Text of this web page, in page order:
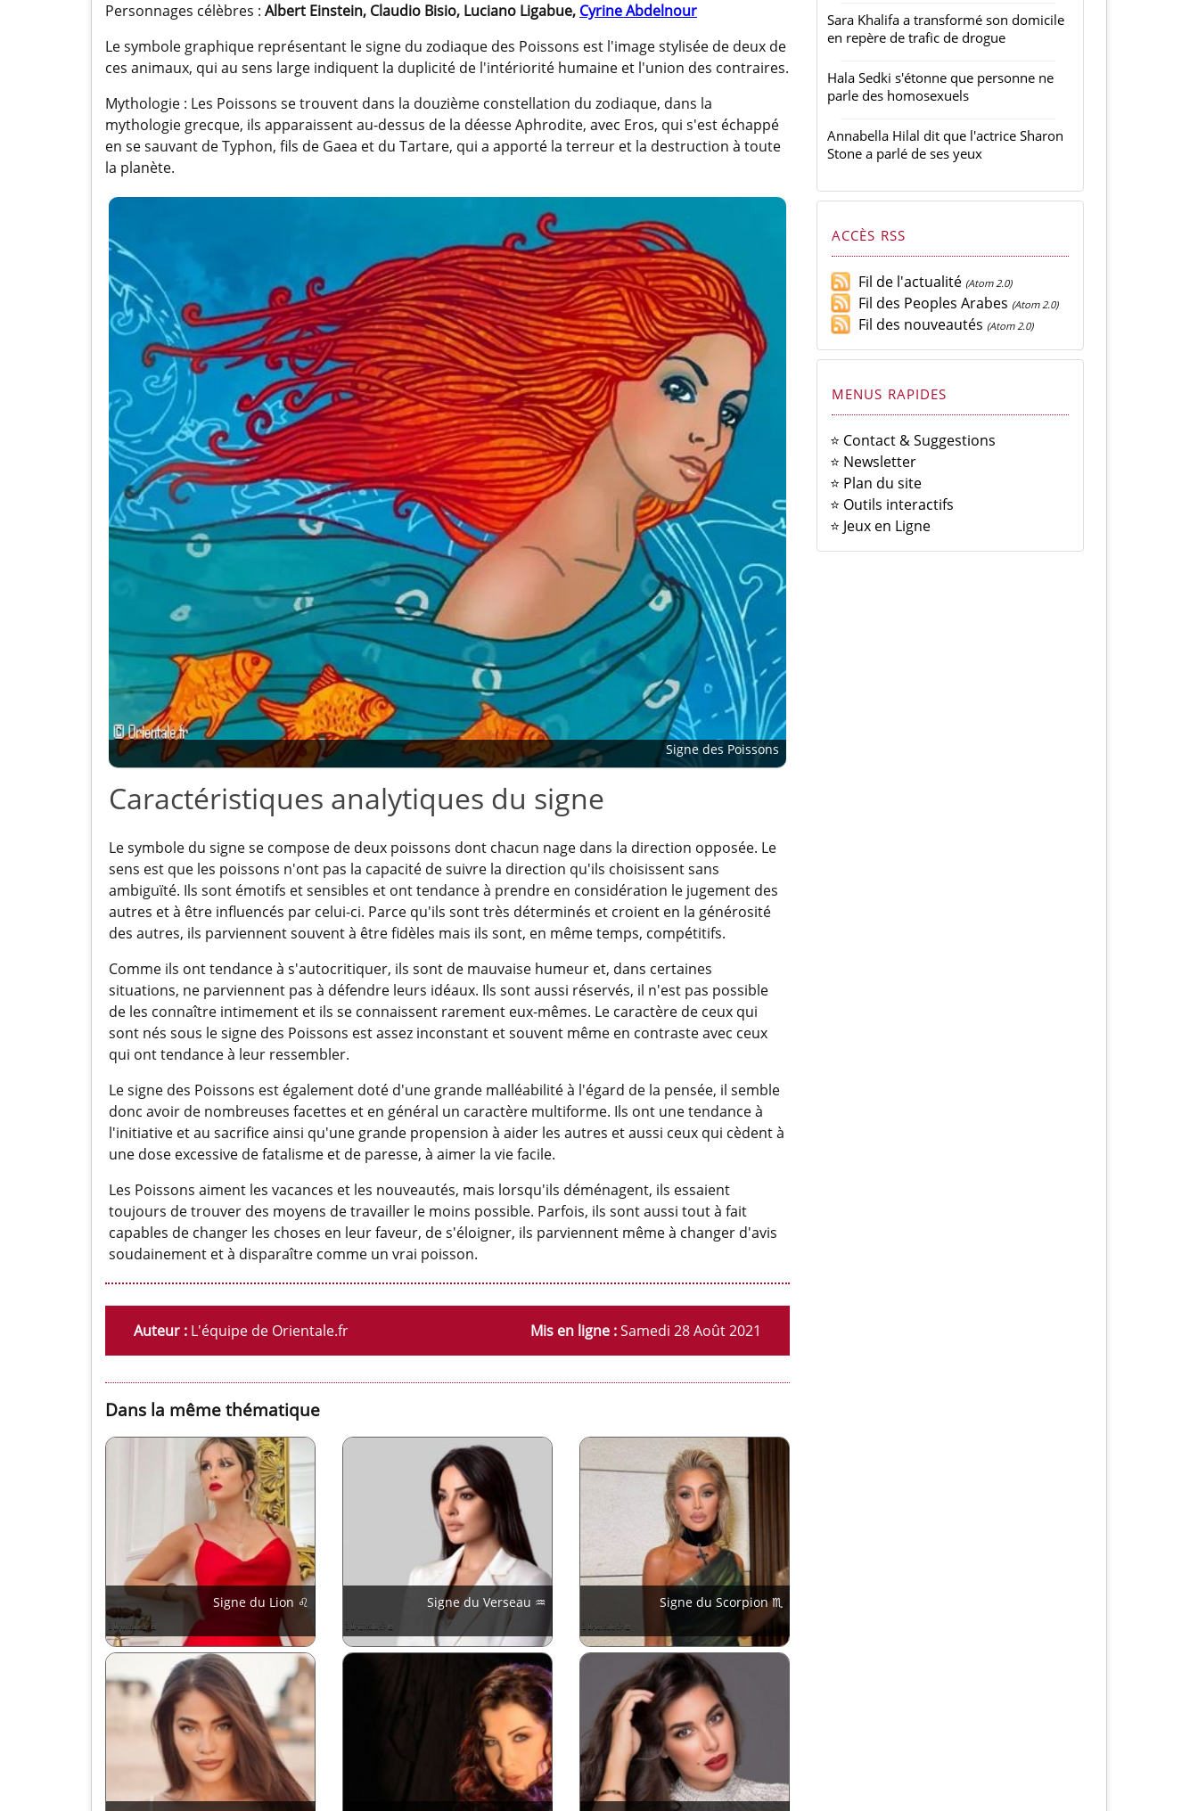
Personnages célèbres : Albert Einstein, Claudio Bisio, Luciano Ligabue, Cyrine Abdelnour
Le symbole graphique représentant le signe du zodiaque des Poissons est l'image stylisée de deux de
ces animaux, qui au sens large indiquent la duplicité de l'intériorité humaine et l'union des contraires.
Mythologie : Les Poissons se trouvent dans la douzième constellation du zodiaque, dans la
mythologie grecque, ils apparaissent au-dessus de la déesse Aphrodite, avec Eros, qui s'est échappé
en se sauvant de Typhon, fils de Gaea et du Tartare, qui a apporté la terreur et la destruction à toute
la planète.
Signe des Poissons
Caractéristiques analytiques du signe
Le symbole du signe se compose de deux poissons dont chacun nage dans la direction opposée. Le
sens est que les poissons n'ont pas la capacité de suivre la direction qu'ils choisissent sans
ambiguïté. Ils sont émotifs et sensibles et ont tendance à prendre en considération le jugement des
autres et à être influencés par celui-ci. Parce qu'ils sont très déterminés et croient en la générosité
des autres, ils parviennent souvent à être fidèles mais ils sont, en même temps, compétitifs.
Comme ils ont tendance à s'autocritiquer, ils sont de mauvaise humeur et, dans certaines
situations, ne parviennent pas à défendre leurs idéaux. Ils sont aussi réservés, il n'est pas possible
de les connaître intimement et ils se connaissent rarement eux-mêmes. Le caractère de ceux qui
sont nés sous le signe des Poissons est assez inconstant et souvent même en contraste avec ceux
qui ont tendance à leur ressembler.
Le signe des Poissons est également doté d'une grande malléabilité à l'égard de la pensée, il semble
donc avoir de nombreuses facettes et en général un caractère multiforme. Ils ont une tendance à
l'initiative et au sacrifice ainsi qu'une grande propension à aider les autres et aussi ceux qui cèdent à
une dose excessive de fatalisme et de paresse, à aimer la vie facile.
Les Poissons aiment les vacances et les nouveautés, mais lorsqu'ils déménagent, ils essaient
toujours de trouver des moyens de travailler le moins possible. Parfois, ils sont aussi tout à fait
capables de changer les choses en leur faveur, de s'éloigner, ils parviennent même à changer d'avis
soudainement et à disparaître comme un vrai poisson.
Auteur : L'équipe de Orientale.fr Mis en ligne :Samedi 28 Août 2021
Dans la même thématique
Signe du Lion ♌ Signe du Verseau ♒ Signe du Scorpion ♏
Sara Khalifa a transformé son domicile
en repère de trafic de drogue
Hala Sedki s'étonne que personne ne
parle des homosexuels
Annabella Hilal dit que l'actrice Sharon
Stone a parlé de ses yeux
ACCÈS RSS
Fil de l'actualité (Atom 2.0)
Fil des Peoples Arabes (Atom 2.0)
Fil des nouveautés (Atom 2.0)
MENUS RAPIDES
⭐ Contact & Suggestions
⭐ Newsletter
⭐ Plan du site
⭐ Outils interactifs
⭐ Jeux en Ligne